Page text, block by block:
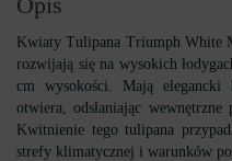
Kwiaty Tulipana Triumph White
rozwijają się na wysokich
cm wysokości. Mają elegancki
otwiera, odsłaniając
Kwitnienie tego tulipana
strefy klimatycznej i warunków